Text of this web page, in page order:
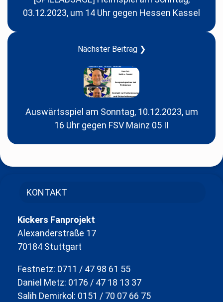
03.12.2023, um 14 Uhr gegen Hessen Kassel
Nächster Beitrag ❯
Auswärtsspiel am Sonntag, 10.12.2023, um
16 Uhr gegen FSV Mainz 05 II
KONTAKT
Kickers Fanprojekt
Alexanderstraße 17
70184 Stuttgart
Festnetz: 0711 / 47 98 61 55
Daniel Metz: 0176 / 47 18 13 37
Salih Demirkol: 0151 / 70 07 66 75